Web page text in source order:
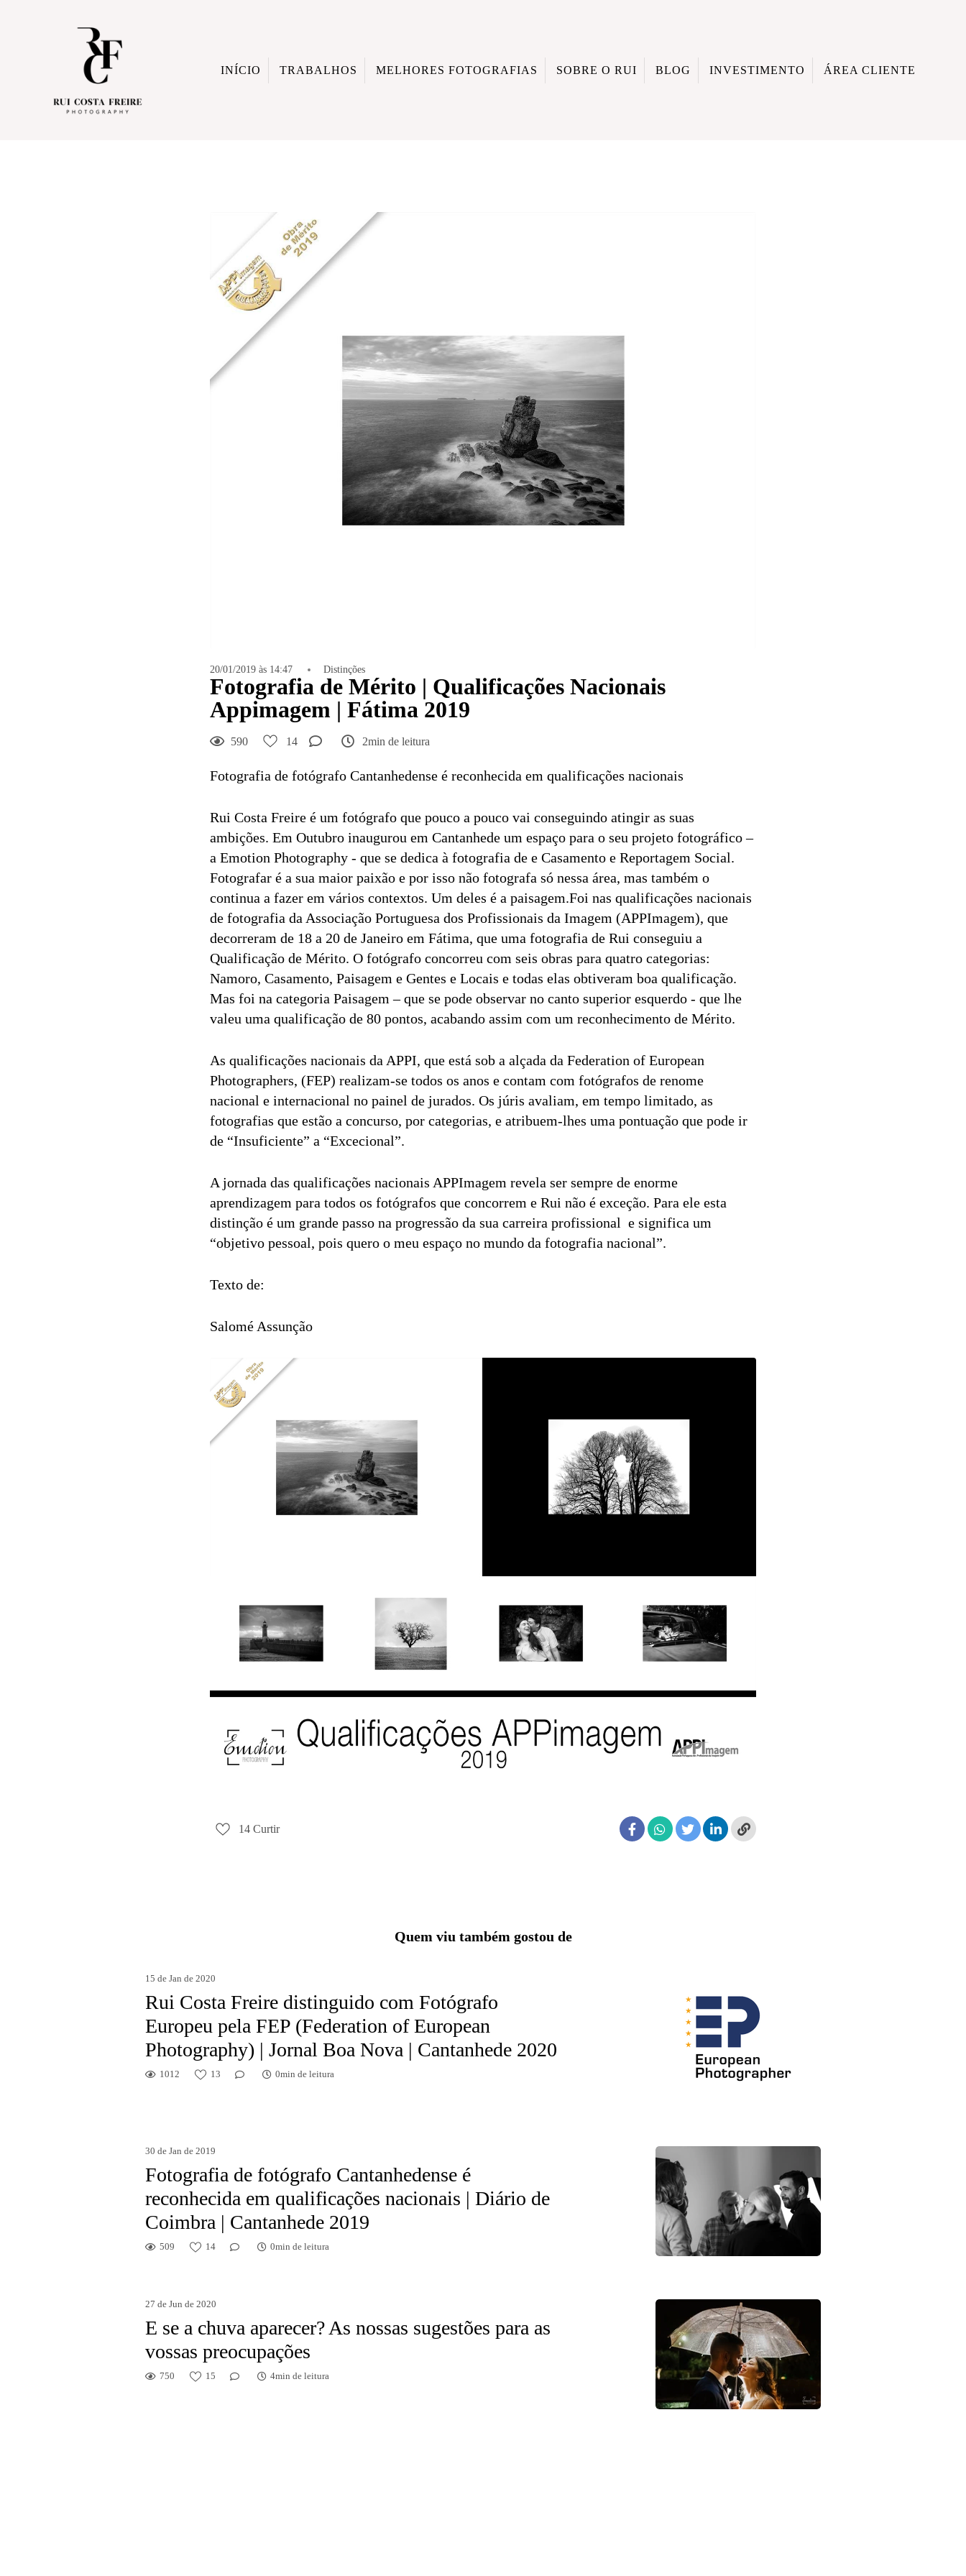
INÍCIO TRABALHOS MELHORES FOTOGRAFIAS SOBRE O RUI BLOG INVESTIMENTO ÁREA CLIENTE
20/01/2019 às 14:47 Distinções
Fotografia de Mérito | Qualificações Nacionais
Appimagem | Fátima 2019
590 14 2min de leitura
Fotografia de fotógrafo Cantanhedense é reconhecida em qualificações nacionais
Rui Costa Freire é um fotógrafo que pouco a pouco vai conseguindo atingir as suas
ambições. Em Outubro inaugurou em Cantanhede um espaço para o seu projeto fotográfico –
a Emotion Photography - que se dedica à fotografia de e Casamento e Reportagem Social.
Fotografar é a sua maior paixão e por isso não fotografa só nessa área, mas também o
continua a fazer em vários contextos. Um deles é a paisagem.Foi nas qualificações nacionais
de fotografia da Associação Portuguesa dos Profissionais da Imagem (APPImagem), que
decorreram de 18 a 20 de Janeiro em Fátima, que uma fotografia de Rui conseguiu a
Qualificação de Mérito. O fotógrafo concorreu com seis obras para quatro categorias:
Namoro, Casamento, Paisagem e Gentes e Locais e todas elas obtiveram boa qualificação.
Mas foi na categoria Paisagem – que se pode observar no canto superior esquerdo - que lhe
valeu uma qualificação de 80 pontos, acabando assim com um reconhecimento de Mérito.
As qualificações nacionais da APPI, que está sob a alçada da Federation of European
Photographers, (FEP) realizam-se todos os anos e contam com fotógrafos de renome
nacional e internacional no painel de jurados. Os júris avaliam, em tempo limitado, as
fotografias que estão a concurso, por categorias, e atribuem-lhes uma pontuação que pode ir
de “Insuficiente” a “Excecional”.
A jornada das qualificações nacionais APPImagem revela ser sempre de enorme
aprendizagem para todos os fotógrafos que concorrem e Rui não é exceção. Para ele esta
distinção é um grande passo na progressão da sua carreira profissional e significa um
“objetivo pessoal, pois quero o meu espaço no mundo da fotografia nacional”.
Texto de:
Salomé Assunção
14 Curtir
Quem viu também gostou de
15 de Jan de 2020
Rui Costa Freire distinguido com Fotógrafo
Europeu pela FEP (Federation of European
Photography) | Jornal Boa Nova | Cantanhede 2020
1012 13 0min de leitura
30 de Jan de 2019
Fotografia de fotógrafo Cantanhedense é
reconhecida em qualificações nacionais | Diário de
Coimbra | Cantanhede 2019
509 14 0min de leitura
27 de Jun de 2020
E se a chuva aparecer? As nossas sugestões para as
vossas preocupações
750 15 4min de leitura